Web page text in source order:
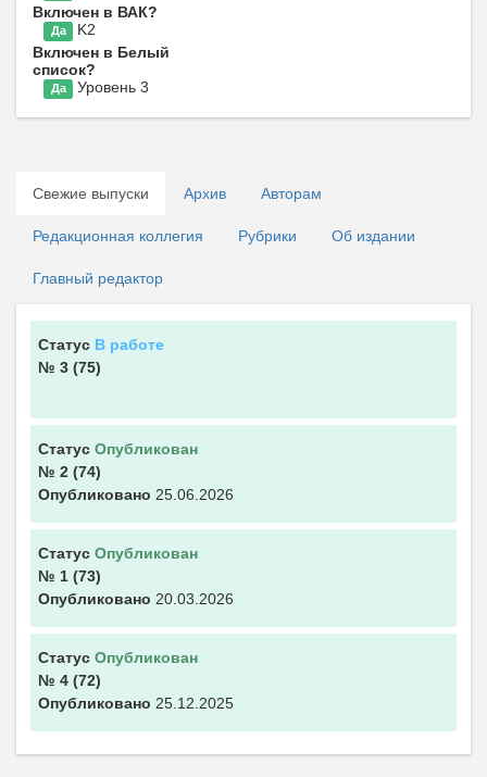
Включен в ВАК?
Да
K2
Включен в Белый
список?
Да Уровень 3
Свежие выпуски Архив Авторам
Редакционная коллегия Рубрики Об издании
Главный редактор
Статус В работе
№ 3 (75)
Статус Опубликован
№ 2 (74)
Опубликовано 25.06.2026
Статус Опубликован
№ 1 (73)
Опубликовано 20.03.2026
Статус Опубликован
№ 4 (72)
Опубликовано 25.12.2025